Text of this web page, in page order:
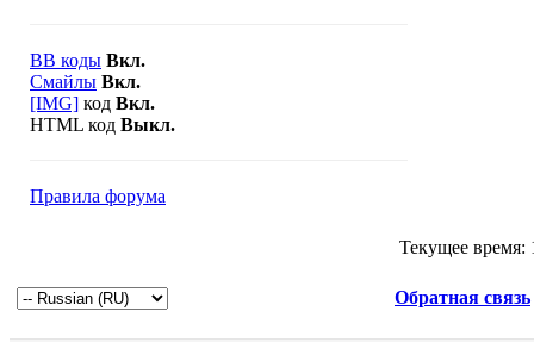
BB коды Вкл.
Смайлы Вкл.
[IMG] код Вкл.
HTML код Выкл.
Правила форума
Текущее время:
Обратная связь